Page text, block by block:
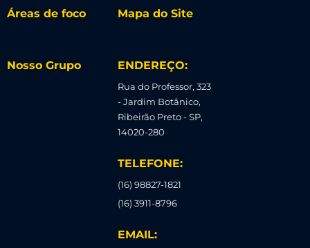
Áreas de foco Mapa do Site
Nosso Grupo ENDEREÇO:
Rua do Professor, 323
- Jardim Botânico,
Ribeirão Preto - SP,
14020-280
TELEFONE:
(16) 98827-1821
(16) 3911-8796
EMAIL: